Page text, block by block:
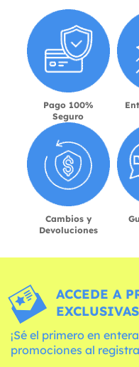
Pago 100%
Seguro
Cambios y
Devoluciones
ACCEDE A
¡Sé el primero en
promociones al